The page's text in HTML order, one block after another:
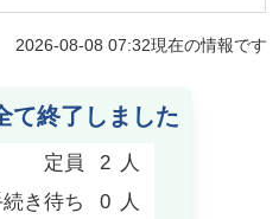
2026-08-08 07:32現在の情報です
て終了しました
定員 2 人
き待ち 0 人